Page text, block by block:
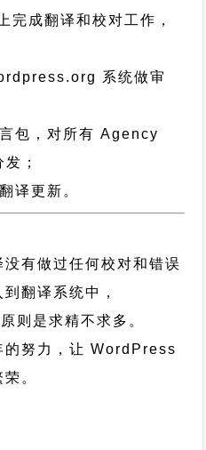
成翻译和校对工作，
系统做审
包，对所有 Agency
；
译更新。
有做过任何校对和错误
翻译系统中，
则 是求精不求多。
的努力，让 WordPress
。